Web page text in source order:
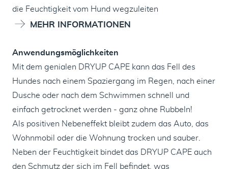
die Feuchtigkeit vom Hund wegzuleiten
MEHR INFORMATIONEN
Anwendungsmöglichkeiten
Mit dem genialen DRYUP CAPE kann das Fell des
Hundes nach einem Spaziergang im Regen, nach einer
Dusche oder nach dem Schwimmen schnell und
einfach getrocknet werden - ganz ohne Rubbeln!
Als positiven Nebeneffekt bleibt zudem das Auto, das
Wohnmobil oder die Wohnung trocken und sauber.
Neben der Feuchtigkeit bindet das DRYUP CAPE auch
den Schmutz der sich im Fell befindet, was